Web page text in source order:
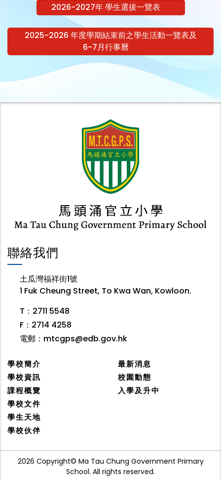
2026-2027年 學生選拔一覽表
2025-2026 年度學期結束前之學生活動一覽表及
6-7月行事曆
聯絡我們
土瓜灣福祥街1號
1 Fuk Cheung Street, To Kwa Wan, Kowloon.
T：2711 5548
F：2714 4258
電郵： mtcgps@edb.gov.hk
學校簡介
學校資訊
課程概覽
學校文件
學生天地
學校伙伴
最新消息
校園動態
入學及升中
2026 Copyright© Ma Tau Chung Government Primary
School. All rights reserved.